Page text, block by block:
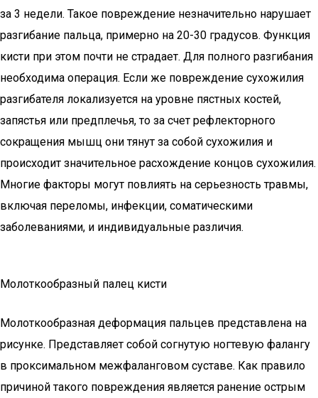
за 3 недели. Такое повреждение незначительно нарушает
разгибание пальца, примерно на 20-30 градусов. Функция
кисти при этом почти не страдает. Для полного разгибания
необходима операция. Если же повреждение сухожилия
разгибателя локализуется на уровне пястных костей,
запястья или предплечья, то за счет рефлекторного
сокращения мышц они тянут за собой сухожилия и
происходит значительное расхождение концов сухожилия.
Многие факторы могут повлиять на серьезность травмы,
включая переломы, инфекции, соматическими
заболеваниями, и индивидуальные различия.
Молоткообразный палец кисти
Молоткообразная деформация пальцев представлена на
рисунке. Представляет собой согнутую ногтевую фалангу
в проксимальном межфаланговом суставе. Как правило
причиной такого повреждения является ранение острым